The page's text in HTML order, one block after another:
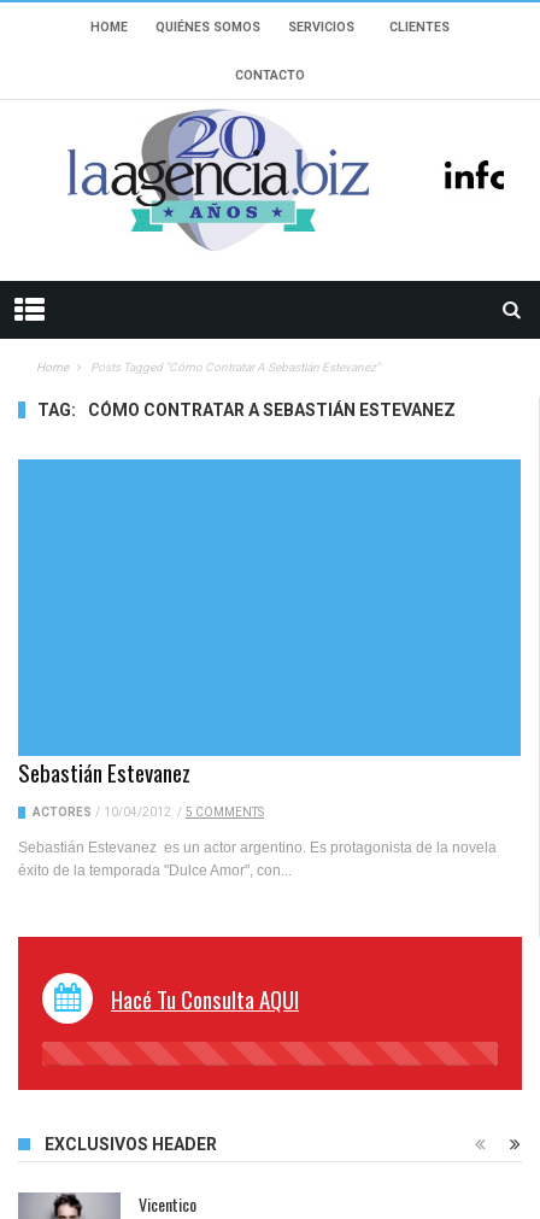
HOME QUIÉNES SOMOS SERVICIOS CLIENTES
CONTACTO
Home Posts Tagged "Cómo Contratar A Sebastián Estevanez"
TAG: CÓMO CONTRATAR A SEBASTIÁN ESTEVANEZ
Sebastián Estevanez
ACTORES / 10/04/2012 / 5 COMMENTS
Sebastián Estevanez es un actor argentino. Es protagonista de la novela
éxito de la temporada "Dulce Amor", con...
Hacé Tu Consulta AQUI
45%
EXCLUSIVOS HEADER
Vicentico